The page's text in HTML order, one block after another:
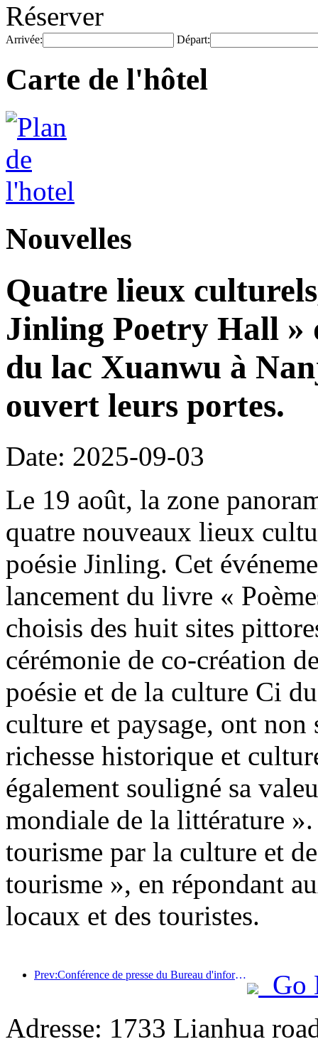
Réserver
Arrivée: Départ:
Carte de l'hôtel
Nouvelles
Quatre lieux
Jinling Poetry Hall »
du lac Xuanwu à
ouvert leurs portes.
Date: 2025-09-03
Le 19 août, la zone
quatre nouveaux lieux
poésie Jinling. Cet
lancement du livre «
choisis des huit sites
cérémonie de co-création
poésie et de la culture Ci
culture et paysage, ont
richesse historique et
également souligné sa
mondiale de la littérature
tourisme par la culture et
tourisme », en répondant
locaux et des touristes.
Prev:Conférence de presse du Bureau d'information du Conseil d'État : Actuellement, il y a 28 ports frontaliers dans mon pays qui peuvent fournir des services de tourisme autonome
Go
Adresse: 1733 Lianhua